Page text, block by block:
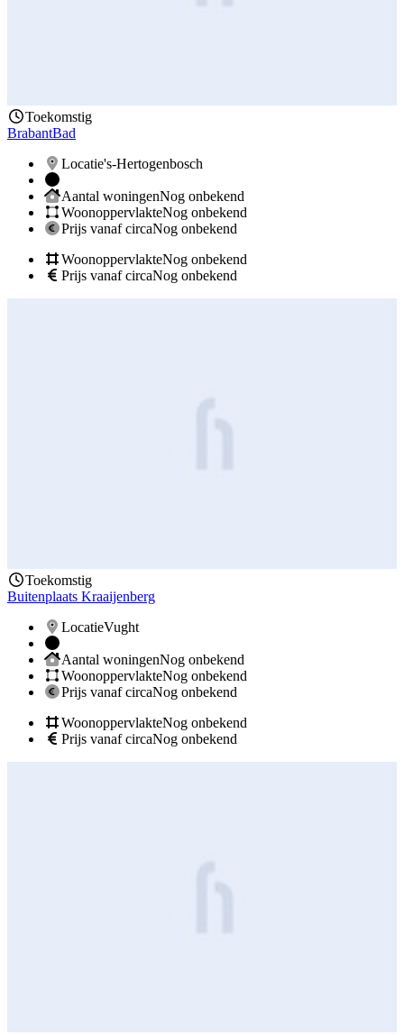
Toekomstig
BrabantBad
Locatie's-Hertogenbosch
Aantal woningenNog onbekend
WoonoppervlakteNog onbekend
Prijs vanaf circaNog onbekend
WoonoppervlakteNog onbekend
Prijs vanaf circaNog onbekend
Toekomstig
Buitenplaats Kraaijenberg
LocatieVught
Aantal woningenNog onbekend
WoonoppervlakteNog onbekend
Prijs vanaf circaNog onbekend
WoonoppervlakteNog onbekend
Prijs vanaf circaNog onbekend